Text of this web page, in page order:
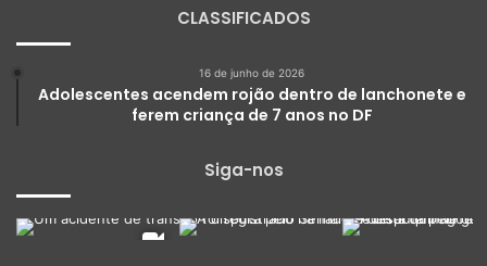
CLASSIFICADOS
16 de junho de 2026
Adolescentes acendem rojão dentro de lanchonete e
ferem criança de 7 anos no DF
Siga-nos